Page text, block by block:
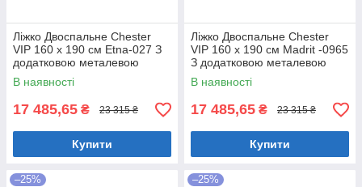
Ліжко Двоспальне Chester
VIP 160 х 190 см Etna-027 З
додатковою металевою
цільнозварною рамою
Коричневий
В наявності
17 485,65 ₴ 23 315 ₴
Купити
Ліжко Двоспальне Chester
VIP 160 х 190 см Madrit -0965
З додатковою металевою
цільнозварною рамою
Фіолетовий
В наявності
17 485,65 ₴ 23 315 ₴
Купити
–25% –25%